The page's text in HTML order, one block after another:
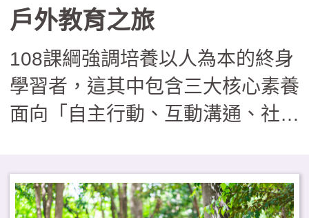
挑戰，因此如欲實施戶外教育學
校，可視學校現況採循序漸進的發
展路徑，由單次活動漸漸邁向校本
特色課程，逐步建構出完善的支持
系統，邁向具深度內涵的課程型
未來的能力。
戶外教育之旅
108課綱強調培養以人為本的終身
學習者，這其中包含三大核心素養
面向「自主行動、互動溝通、社會
一種學習方式，也是體現108課綱
精神的最佳教學實踐方式。大湖農